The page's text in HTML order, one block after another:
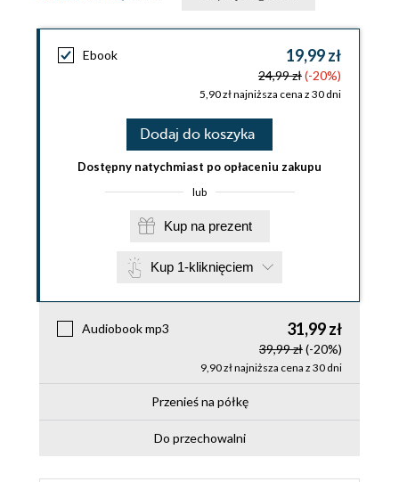
Ebook 19,99 zł
24,99 zł(-20%)
5,90 zł najniższa cena z 30 dni
Dodaj do koszyka
Dostępny natychmiast po opłaceniu zakupu
lub
Kup na prezent
Kup 1-kliknięciem
Audiobook mp3 31,99 zł
39,99 zł(-20%)
9,90 zł najniższa cena z 30 dni
Przenieś na półkę
Do przechowalni